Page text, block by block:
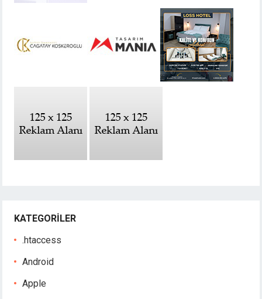
KATEGORILER
.htaccess
Android
Apple